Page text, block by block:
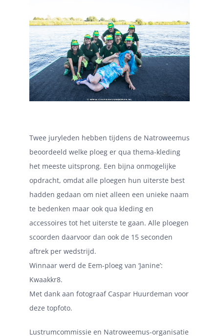
Twee juryleden hebben tijdens de Natroweemus
beoordeeld welke ploeg er qua thema-kleding
het meeste uitsprong. Een bijna onmogelijke
opdracht, omdat alle ploegen hun uiterste best
hadden gedaan om niet alleen een unieke naam
te bedenken maar ook qua kleding en
accessoires tot het uiterste te gaan. Alle ploegen
scoorden daarvoor dan ook de 15 seconden
aftrek per wedstrijd.
Winnaar werd de Eem-ploeg van ‘Janine’:
Kwaakkr8.
Met dank aan fotograaf Caspar Huurdeman voor
deze topfoto.
Lustrumcommissie en Natroweemus-organisatie